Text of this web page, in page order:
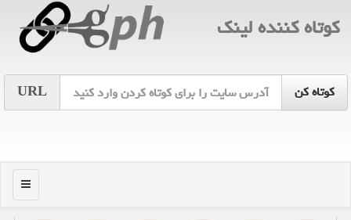
كوتاه كننده لینك
URL
منو